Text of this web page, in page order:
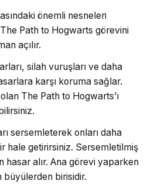
önemli nesneleri
Path to Hogwarts görevini
açılır.
silah vuruşları ve daha
karşı koruma sağlar.
The Path to Hogwarts’ı
sersemleterek onları daha
hale getirirsiniz. Sersemletilmiş
alır. Ana görevi yaparken
büyülerden birisidir.